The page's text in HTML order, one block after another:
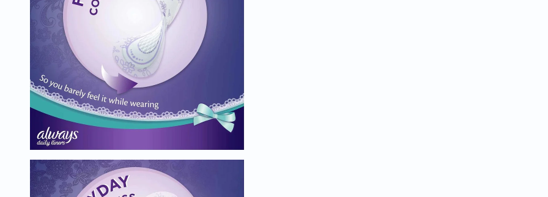
ب
فيتامين
ج
فيتامين
د
فيتامين
المعادن
المغنيسيوم
الحديد